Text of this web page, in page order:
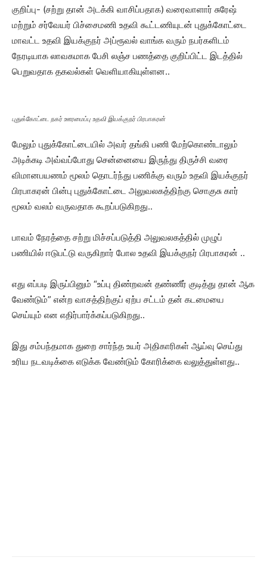
குறிப்பு- (சற்று தான் அடக்கி வாசிப்பதாக) வரைவாளார் சுரேஷ்
மற்றும் சர்வேயர் பிச்சைமணி உதவி கூட்டணியுடன் புதுக்கோட்டை
மாவட்ட உதவி இயக்குநர் அப்ரூவல் வாங்க வரும் நபர்களிடம்
நேரடியாக லாவகமாக பேசி லஞ்ச பணத்தை குறிப்பிட்ட இடத்தில்
பெறுவதாக தகவல்கள் வெளியாகியுள்ளன..
புதுக்கோட்டை நகர் ஊரமைப்பு உதவி இயக்குநர் பிரபாகரன்
மேலும் புதுக்கோட்டையில் அவர் தங்கி பணி மேற்கொண்டாலும்
அடிக்கடி அவ்வப்போது சென்னையை இருந்து திருச்சி வரை
விமானபயணம் மூலம் தொடர்ந்து பணிக்கு வரும் உதவி இயக்குநர்
பிரபாகரன் பின்பு புதுக்கோட்டை அலுவலகத்திற்கு சொகுசு கார்
மூலம் வலம் வருவதாக கூறப்படுகிறது..
பாவம் நேரத்தை சற்று மிச்சப்படுத்தி அலுவலகத்தில் முழுப்
பணியில் ஈடுபட்டு வருகிறார் போல உதவி இயக்குநர் பிரபாகரன் ..
எது எப்படி இருப்பினும் “உப்பு திண்றவன் தண்ணீர் குடித்து தான் ஆக
வேண்டும்” என்ற வாசத்திற்குப் ஏற்ப சட்டம் தன் கடமையை
செய்யும் என எதிர்பார்க்கப்படுகிறது..
இது சம்பந்தமாக துறை சார்ந்த உயர் அதிகாரிகள் ஆய்வு செய்து
உரிய நடவடிக்கை எடுக்க வேண்டும் கோரிக்கை வலுத்துள்ளது..